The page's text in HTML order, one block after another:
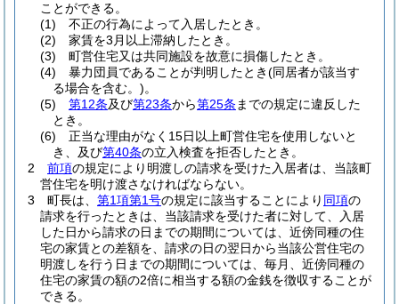
ことができる。
(1)
不正の行為によって入居したとき。
(2)
家賃を3月以上滞納したとき。
(3)
町営住宅又は共同施設を故意に損傷したとき。
(4)
暴力団員であることが判明したとき(同居者が該当す
る場合を含む。)。
(5)
第12条及び第23条から第25条 までの規定に違反した
とき。
(6)
正当な理由がなく15日以上町営住宅を使用しないと
き、及び第40条の立入検査を拒否したとき。
2
前項の規定により明渡しの請求を受けた入居者は、当該町
営住宅を明け渡さなければならない。
3
町長は、 第1項第1号の規定に該当することにより 同項の
請求を行ったときは、当該請求を受けた者に対して、入居
した日から請求の日までの期間については、近傍同種の住
宅の家賃との差額を、請求の日の翌日から当該公営住宅の
明渡しを行う日までの期間については、毎月、近傍同種の
住宅の家賃の額の2倍に相当する額の金銭を徴収することが
できる。